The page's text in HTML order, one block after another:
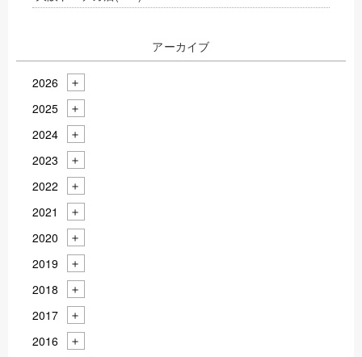
アーカイブ
2026
2025
2024
2023
2022
2021
2020
2019
2018
2017
2016